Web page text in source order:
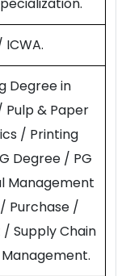
Degree in
& Paper
/ Printing
Degree / PG
Management
Purchase /
Supply Chain